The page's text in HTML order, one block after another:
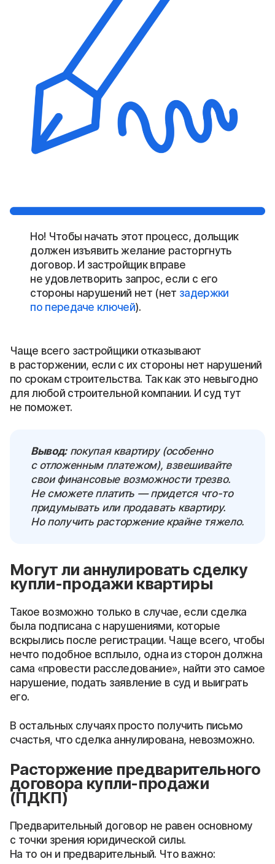
Но! Чтобы начать этот процесс, дольщик
должен изъявить желание расторгнуть
договор. И застройщик вправе
не удовлетворить запрос, если с его
стороны нарушений нет (нет задержки
по передаче ключей).
Чаще всего застройщики отказывают
в расторжении, если с их стороны нет нарушений
по срокам строительства. Так как это невыгодно
для любой строительной компании. И суд тут
не поможет.
Вывод:покупая квартиру (особенно
с отложенным платежом), взвешивайте
свои финансовые возможности трезво.
Не сможете платить — придется что-то
придумывать или продавать квартиру.
Но получить расторжение крайне тяжело.
Могут ли аннулировать сделку
купли-продажи квартиры
Такое возможно только в случае, если сделка
была подписана с нарушениями, которые
вскрылись после регистрации. Чаще всего, чтобы
нечто подобное всплыло, одна из сторон должна
сама «провести расследование», найти это самое
нарушение, подать заявление в суд и выиграть
его.
В остальных случаях просто получить письмо
счастья, что сделка аннулирована, невозможно.
Расторжение предварительного
договора купли-продажи
(ПДКП)
Предварительный договор не равен основному
с точки зрения юридической силы.
На то он и предварительный. Что важно: